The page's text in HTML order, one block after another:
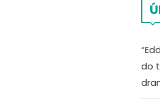
do